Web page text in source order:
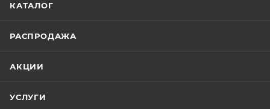
КАТАЛОГ
РАСПРОДАЖА
АКЦИИ
УСЛУГИ